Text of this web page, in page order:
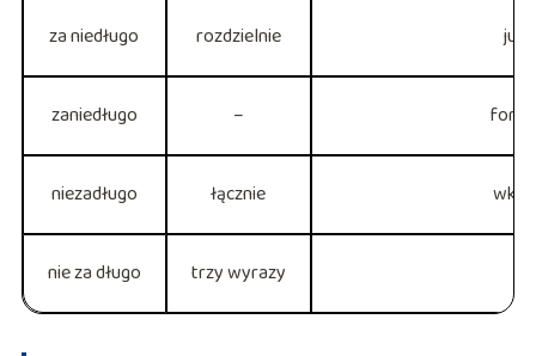
za niedługo rozdzielnie już
zaniedługo –
niezadługo łącznie
nie za długo trzy wyrazy